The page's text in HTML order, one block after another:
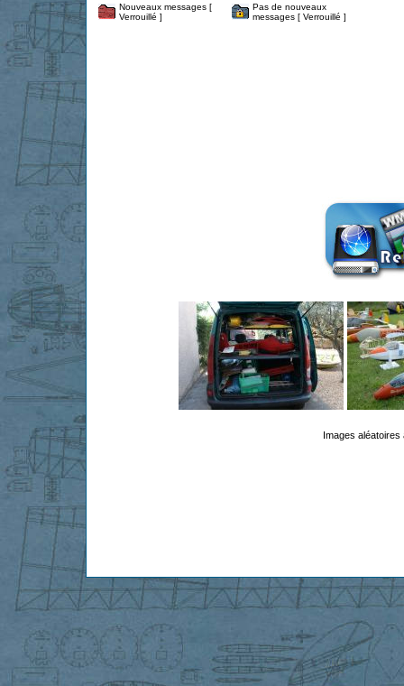
Nouveaux messages [
Verrouillé ]
Pas de nouveaux
messages [ Verrouillé ]
Images aléatoires